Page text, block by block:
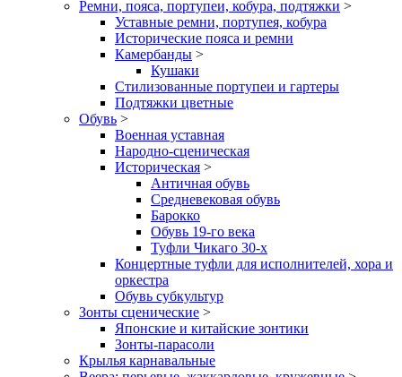
Ремни, пояса, портупеи, кобура, подтяжки >
Уставные ремни, портупея, кобура
Исторические пояса и ремни
Камербанды >
Кушаки
Стилизованные портупеи и гартеры
Подтяжки цветные
Обувь >
Военная уставная
Народно-сценическая
Историческая >
Античная обувь
Средневековая обувь
Барокко
Обувь 19-го века
Туфли Чикаго 30-х
Концертные туфли для исполнителей, хора и
оркестра
Обувь субкультур
Зонты сценические >
Японские и китайские зонтики
Зонты-парасоли
Крылья карнавальные